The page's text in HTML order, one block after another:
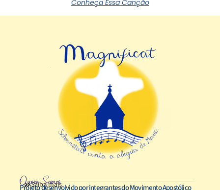
Conheça Essa Canção
Quem Somos
Saiba mais
Projeto desenvolvido por integrantes do Movimento Apostólico